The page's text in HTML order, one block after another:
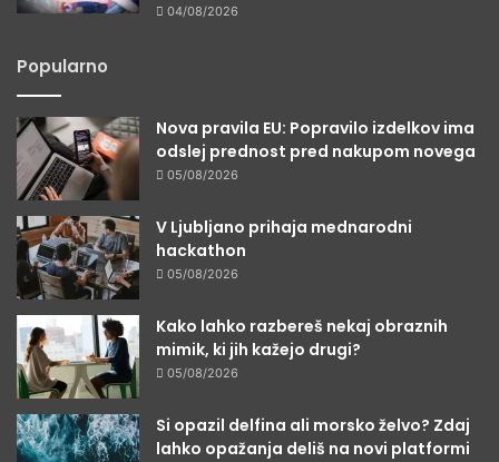
04/08/2026
Popularno
Nova pravila EU: Popravilo izdelkov ima
odslej prednost pred nakupom novega
05/08/2026
V Ljubljano prihaja mednarodni
hackathon
05/08/2026
Kako lahko razbereš nekaj obraznih
mimik, ki jih kažejo drugi?
05/08/2026
Si opazil delfina ali morsko želvo? Zdaj
lahko opažanja deliš na novi platformi